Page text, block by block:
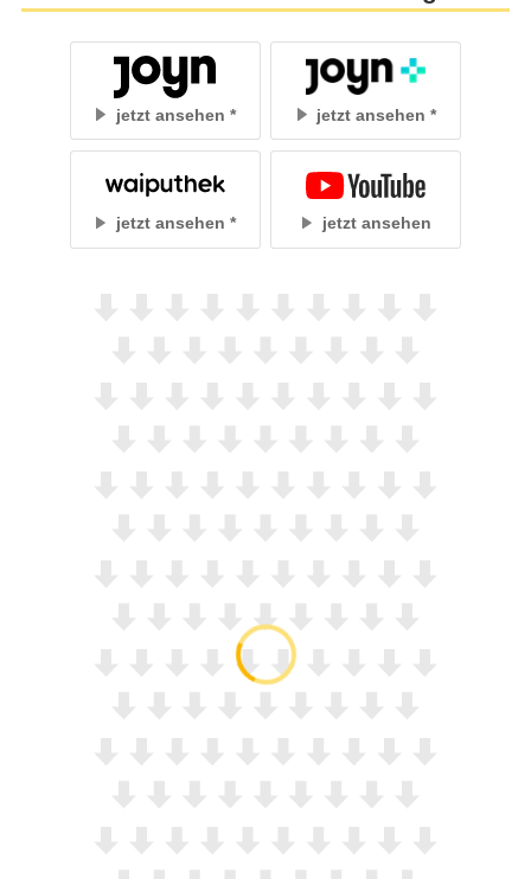
jetzt ansehen jetzt ansehen
jetzt ansehen jetzt ansehen